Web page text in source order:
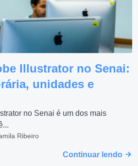
Illustrator no Senai:
unidades e
no Senai é um dos mais
Ribeiro
Continuar lendo